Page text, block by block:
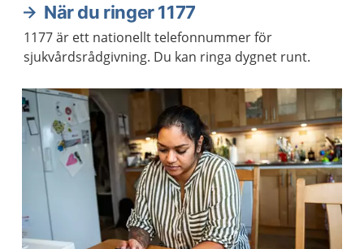
När du ringer 1177
1177 är ett nationellt telefonnummer för
sjukvårdsrådgivning. Du kan ringa dygnet runt.